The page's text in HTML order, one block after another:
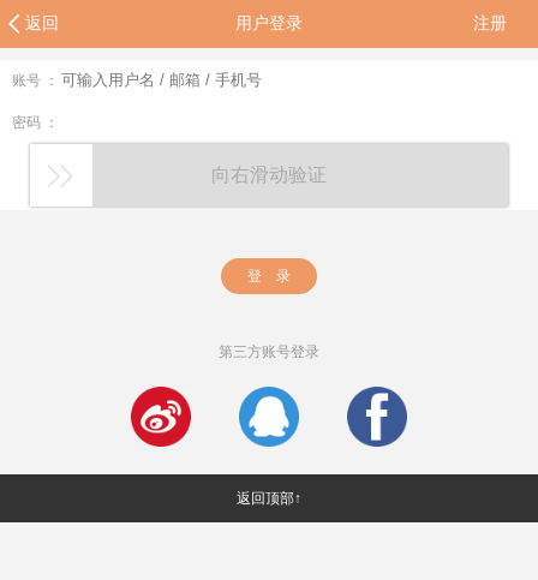
返回 用户登录 注册
账号 ：
密码 ：
向右滑动验证
登 录
第三方账号登录
返回顶部↑